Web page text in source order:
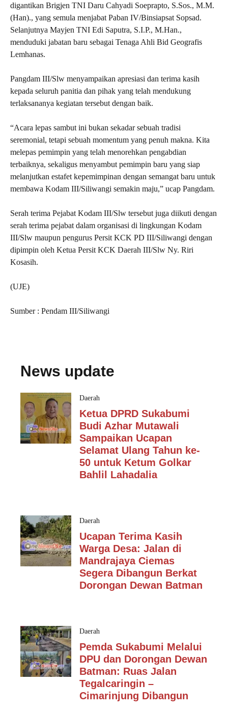
digantikan Brigjen TNI Daru Cahyadi Soeprapto, S.Sos., M.M.
(Han)., yang semula menjabat Paban IV/Binsiapsat Sopsad.
Selanjutnya Mayjen TNI Edi Saputra, S.I.P., M.Han.,
menduduki jabatan baru sebagai Tenaga Ahli Bid Geografis
Lemhanas.
Pangdam III/Slw menyampaikan apresiasi dan terima kasih
kepada seluruh panitia dan pihak yang telah mendukung
terlaksananya kegiatan tersebut dengan baik.
“Acara lepas sambut ini bukan sekadar sebuah tradisi
seremonial, tetapi sebuah momentum yang penuh makna. Kita
melepas pemimpin yang telah menorehkan pengabdian
terbaiknya, sekaligus menyambut pemimpin baru yang siap
melanjutkan estafet kepemimpinan dengan semangat baru untuk
membawa Kodam III/Siliwangi semakin maju,” ucap Pangdam.
Serah terima Pejabat Kodam III/Slw tersebut juga diikuti dengan
serah terima pejabat dalam organisasi di lingkungan Kodam
III/Slw maupun pengurus Persit KCK PD III/Siliwangi dengan
dipimpin oleh Ketua Persit KCK Daerah III/Slw Ny. Riri
Kosasih.
(UJE)
Sumber : Pendam III/Siliwangi
News update
Daerah
Ketua DPRD Sukabumi
Budi Azhar Mutawali
Sampaikan Ucapan
Selamat Ulang Tahun ke-
50 untuk Ketum Golkar
Bahlil Lahadalia
Daerah
Ucapan Terima Kasih
Warga Desa: Jalan di
Mandrajaya Ciemas
Segera Dibangun Berkat
Dorongan Dewan Batman
Daerah
Pemda Sukabumi Melalui
DPU dan Dorongan Dewan
Batman: Ruas Jalan
Tegalcaringin –
Cimarinjung Dibangun